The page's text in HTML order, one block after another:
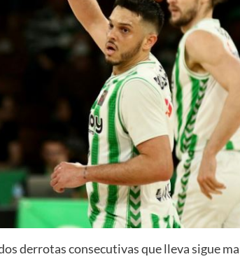
derrotas consecutivas que lleva sigue
La entrevista bTactic
La entrevista
mayo 7, 2026
Nos hacemos
cuarto